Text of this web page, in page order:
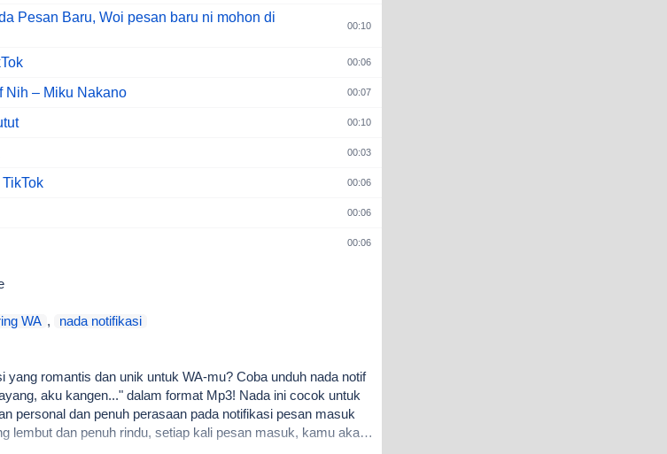
Pesan Baru, Woi pesan baru ni mohon di
00:10
00:06
Nih – Miku Nakano 00:07
00:10
00:03
00:06
00:06
00:06
WA ,
nada notifikasi
yang romantis dan unik untuk WA-mu? Coba unduh nada notif
aku kangen..." dalam format Mp3! Nada ini cocok untuk
personal dan penuh perasaan pada notifikasi pesan masuk
lembut dan penuh rindu, setiap kali pesan masuk, kamu akan